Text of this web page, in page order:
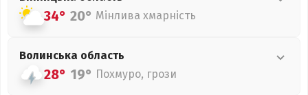
34° 20° Мінлива хмарність
Волинська область
28° 19° Похмуро, грози